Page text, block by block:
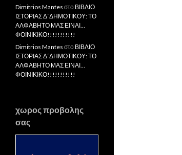
Dimitrios Mantes στο ΒΙΒΛΙΟ
ΙΣΤΟΡΙΑΣ Δ΄ΔΗΜΟΤΙΚΟΥ: ΤΟ
ΑΛΦΑΒΗΤΟ ΜΑΣ ΕΙΝΑΙ…
ΦΟΙΝΙΚΙΚΟ!!!!!!!!!!!
Dimitrios Mantes στο ΒΙΒΛΙΟ
ΙΣΤΟΡΙΑΣ Δ΄ΔΗΜΟΤΙΚΟΥ: ΤΟ
ΑΛΦΑΒΗΤΟ ΜΑΣ ΕΙΝΑΙ…
ΦΟΙΝΙΚΙΚΟ!!!!!!!!!!!
χωρος προβολης
σας